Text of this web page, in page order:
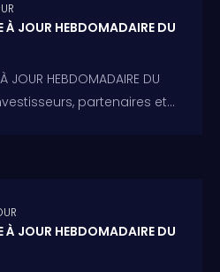
JOUR HEBDOMADAIRE DU
JOUR HEBDOMADAIRE DU
partenaires et...
JOUR HEBDOMADAIRE DU